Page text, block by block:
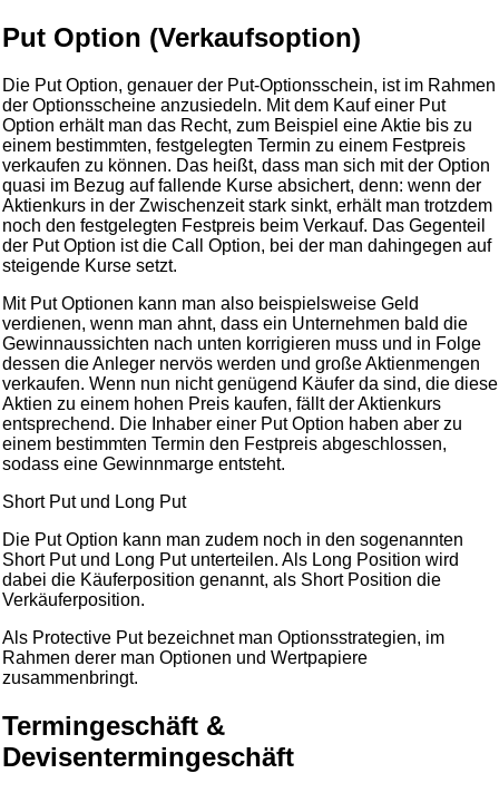
Put Option (Verkaufsoption)
Die Put Option, genauer der Put-Optionsschein, ist im Rahmen
der Optionsscheine anzusiedeln. Mit dem Kauf einer Put
Option erhält man das Recht, zum Beispiel eine Aktie bis zu
einem bestimmten, festgelegten Termin zu einem Festpreis
verkaufen zu können. Das heißt, dass man sich mit der Option
quasi im Bezug auf fallende Kurse absichert, denn: wenn der
Aktienkurs in der Zwischenzeit stark sinkt, erhält man trotzdem
noch den festgelegten Festpreis beim Verkauf. Das Gegenteil
der Put Option ist die Call Option, bei der man dahingegen auf
steigende Kurse setzt.
Mit Put Optionen kann man also beispielsweise Geld
verdienen, wenn man ahnt, dass ein Unternehmen bald die
Gewinnaussichten nach unten korrigieren muss und in Folge
dessen die Anleger nervös werden und große Aktienmengen
verkaufen. Wenn nun nicht genügend Käufer da sind, die diese
Aktien zu einem hohen Preis kaufen, fällt der Aktienkurs
entsprechend. Die Inhaber einer Put Option haben aber zu
einem bestimmten Termin den Festpreis abgeschlossen,
sodass eine Gewinnmarge entsteht.
Short Put und Long Put
Die Put Option kann man zudem noch in den sogenannten
Short Put und Long Put unterteilen. Als Long Position wird
dabei die Käuferposition genannt, als Short Position die
Verkäuferposition.
Als Protective Put bezeichnet man Optionsstrategien, im
Rahmen derer man Optionen und Wertpapiere
zusammenbringt.
Termingeschäft &
Devisentermingeschäft